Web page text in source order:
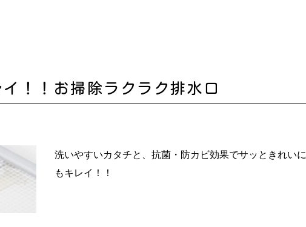
！！お掃除ラクラク排水口
洗いやすいカタチと、抗菌・防カビ効果でサッときれい
もキレイ！！